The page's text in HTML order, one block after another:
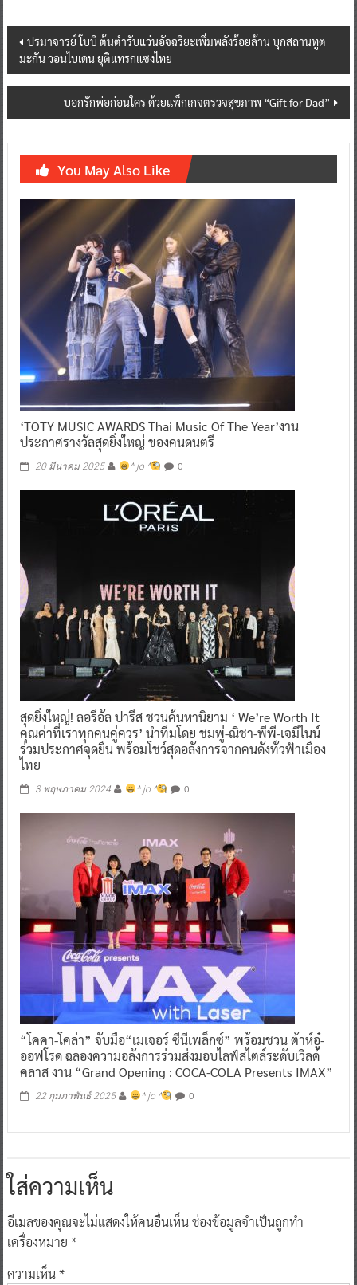
Post
navigation
ปรมาจารย์ โบบิ ต้นตำรับแว่นอัจฉริยะเพิ่มพลังร้อยล้าน บุกสถานทูต
มะกัน วอนไบเดน ยุติแทรกแซงไทย
บอกรักพ่อก่อนใคร ด้วยแพ็กเกจตรวจสุขภาพ “Gift for Dad”
You May Also Like
‘TOTY MUSIC AWARDS Thai Music Of The Year’งาน
ประกาศรางวัลสุดยิ่งใหญ่ ของคนดนตรี
20 มีนาคม 2025 ^ jo ^ 0
สุดยิ่งใหญ่! ลอรีอัล ปารีส ชวนค้นหานิยาม ‘ We’re Worth It
คุณค่าที่เราทุกคนคู่ควร’ นำทีมโดย ชมพู่-ณิชา-พีพี-เจมีไนน์
ร่วมประกาศจุดยืน พร้อมโชว์สุดอลังการจากคนดังทั่วฟ้าเมือง
ไทย
3 พฤษภาคม 2024 ^ jo ^ 0
“โคคา-โคล่า” จับมือ“เมเจอร์ ซีนีเพล็กซ์” พร้อมชวน ต้าห์อู๋-
ออฟโรด ฉลองความอลังการร่วมส่งมอบไลฟ์สไตล์ระดับเวิลด์
คลาส งาน “Grand Opening : COCA-COLA Presents IMAX”
22 กุมภาพันธ์ 2025 ^ jo ^ 0
ใส่ความเห็น
อีเมลของคุณจะไม่แสดงให้คนอื่นเห็นช่องข้อมูลจำเป็นถูกทำ
เครื่องหมาย *
ความเห็น*